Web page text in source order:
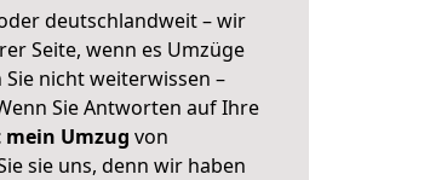
deutschlandweit – wir
Seite, wenn es Umzüge
nicht weiterwissen –
Sie Antworten auf Ihre
Umzug von
sie uns, denn wir haben